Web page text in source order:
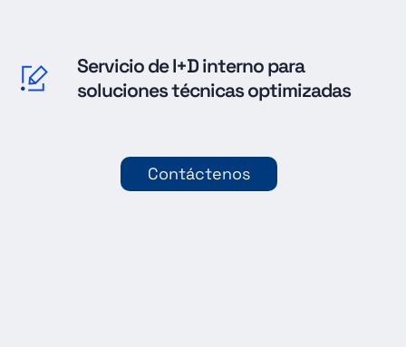
Servicio de I+D interno para
soluciones técnicas optimizadas
Contáctenos